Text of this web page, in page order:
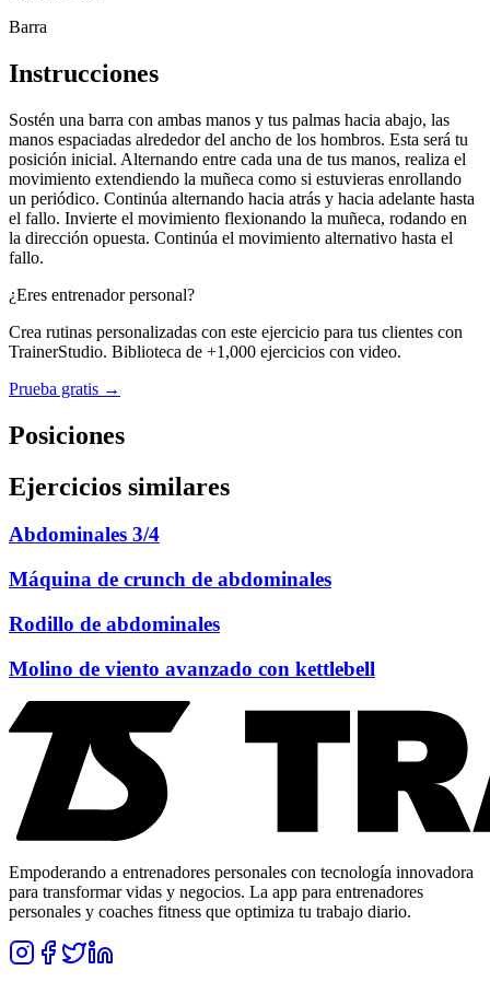
Barra
Instrucciones
Sostén una barra con ambas manos y tus palmas hacia abajo, las
manos espaciadas alrededor del ancho de los hombros. Esta será tu
posición inicial. Alternando entre cada una de tus manos, realiza el
movimiento extendiendo la muñeca como si estuvieras enrollando
un periódico. Continúa alternando hacia atrás y hacia adelante hasta
el fallo. Invierte el movimiento flexionando la muñeca, rodando en
la dirección opuesta. Continúa el movimiento alternativo hasta el
fallo.
¿Eres entrenador personal?
Crea rutinas personalizadas con este ejercicio para tus clientes con
TrainerStudio. Biblioteca de +1,000 ejercicios con video.
Prueba gratis →
Posiciones
Ejercicios similares
Abdominales 3/4
Máquina de crunch de abdominales
Rodillo de abdominales
Molino de viento avanzado con kettlebell
Empoderando a entrenadores personales con tecnología innovadora
para transformar vidas y negocios. La app para entrenadores
personales y coaches fitness que optimiza tu trabajo diario.